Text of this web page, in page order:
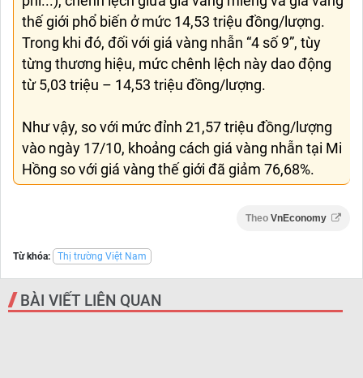
thế giới phổ biến ở mức 14,53 triệu đồng/lượng.
Trong khi đó, đối với giá vàng nhẫn “4 số 9”, tùy
từng thương hiệu, mức chênh lệch này dao động
từ 5,03 triệu – 14,53 triệu đồng/lượng.
Như vậy, so với mức đỉnh 21,57 triệu đồng/lượng
vào ngày 17/10, khoảng cách giá vàng nhẫn tại Mi
Hồng so với giá vàng thế giới đã giảm 76,68%.
Theo VnEconomy
Từ khóa: Thị trường Việt Nam
BÀI VIẾT LIÊN QUAN